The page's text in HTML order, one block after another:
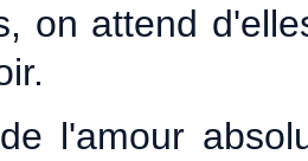
on attend
l'amour